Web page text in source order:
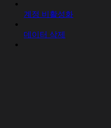
계정 비활성화
데이터 삭제